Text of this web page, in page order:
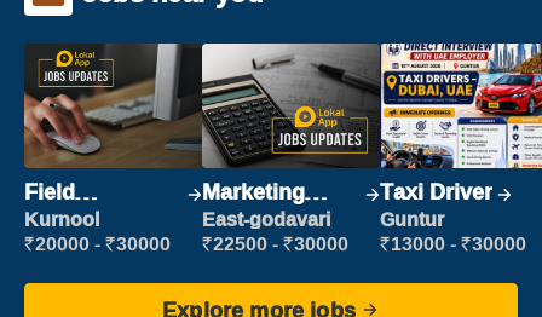
Field
Marketing
Executive
Kurnool
₹20000 - ₹30000
Marketing
Executive
East-godavari
₹22500 - ₹30000
Taxi Driver
Guntur
₹13000 - ₹30000